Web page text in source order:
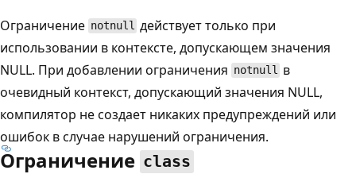
Ограничение notnull действует только при
использовании в контексте, допускающем значения
NULL. При добавлении ограничения notnull в
очевидный контекст, допускающий значения NULL,
компилятор не создает никаких предупреждений или
ошибок в случае нарушений ограничения.
Ограничение class